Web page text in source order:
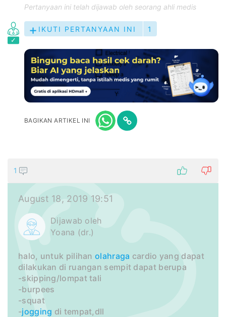
Pertanyaan ini telah dijawab oleh seorang ahli medis
IKUTI PERTANYAAN INI 1
BAGIKAN ARTIKEL INI
1
August 18, 2019 19:51
Dijawab oleh
Yoana (dr.)
halo, untuk pilihanolahraga cardio yang dapat
dilakukan di ruangan sempit dapat berupa
-skipping/lompat tali
-burpees
-squat
-jogging di tempat,dll